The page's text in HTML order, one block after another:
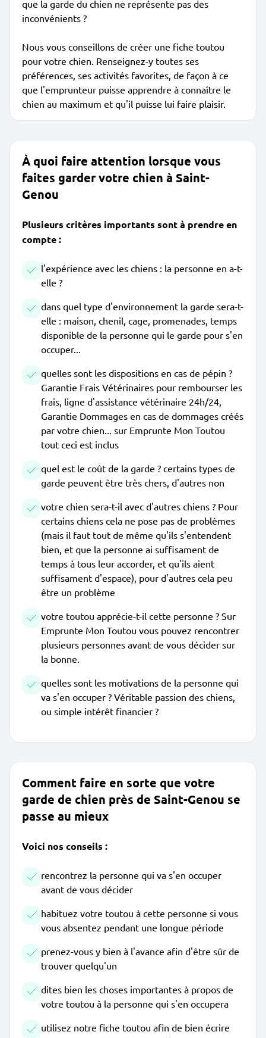
que la garde du chien ne représente pas des
inconvénients ?
Nous vous conseillons de créer une fiche toutou
pour votre chien. Renseignez-y toutes ses
préférences, ses activités favorites, de façon à ce
que l'emprunteur puisse apprendre à connaître le
chien au maximum et qu'il puisse lui faire plaisir.
À quoi faire attention lorsque vous
faites garder votre chien à Saint-
Genou
Plusieurs critères importants sont à prendre en
compte :
l'expérience avec les chiens : la personne en a-t-
elle ?
dans quel type d'environnement la garde sera-t-
elle : maison, chenil, cage, promenades, temps
disponible de la personne qui le garde pour s'en
occuper...
quelles sont les dispositions en cas de pépin ?
Garantie Frais Vétérinaires pour rembourser les
frais, ligne d'assistance vétérinaire 24h/24,
Garantie Dommages en cas de dommages créés
par votre chien... sur Emprunte Mon Toutou
tout ceci est inclus
quel est le coût de la garde ? certains types de
garde peuvent être très chers, d'autres non
votre chien sera-t-il avec d'autres chiens ? Pour
certains chiens cela ne pose pas de problèmes
(mais il faut tout de même qu'ils s'entendent
bien, et que la personne ai suffisament de
temps à tous leur accorder, et qu'ils aient
suffisament d'espace), pour d'autres cela peu
être un problème
votre toutou apprécie-t-il cette personne ? Sur
Emprunte Mon Toutou vous pouvez rencontrer
plusieurs personnes avant de vous décider sur
la bonne.
quelles sont les motivations de la personne qui
va s'en occuper ? Véritable passion des chiens,
ou simple intérêt financier ?
Comment faire en sorte que votre
garde de chien près de Saint-Genou se
passe au mieux
Voici nos conseils :
rencontrez la personne qui va s'en occuper
avant de vous décider
habituez votre toutou à cette personne si vous
vous absentez pendant une longue période
prenez-vous y bien à l'avance afin d'être sûr de
trouver quelqu'un
dites bien les choses importantes à propos de
votre toutou à la personne qui s'en occupera
utilisez notre fiche toutou afin de bien écrire